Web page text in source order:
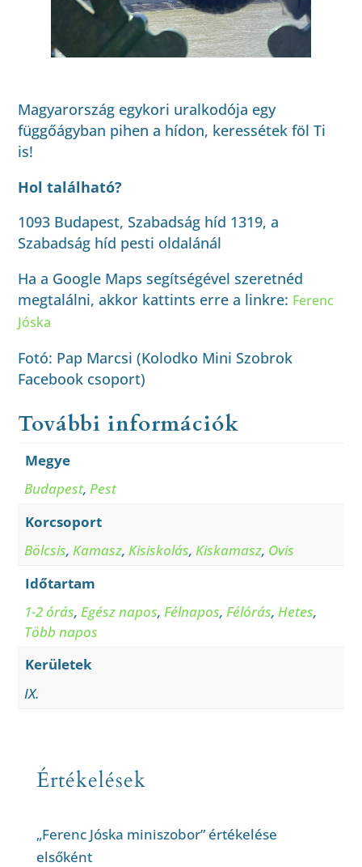
Magyarország egykori uralkodója egy
függőágyban pihen a hídon, keressétek föl Ti
is!
Hol található?
1093 Budapest, Szabadság híd 1319, a
Szabadság híd pesti oldalánál
Ha a Google Maps segítségével szeretnéd
megtalálni, akkor kattints erre a linkre: Ferenc
Jóska
Fotó: Pap Marcsi (Kolodko Mini Szobrok
Facebook csoport)
További információk
Megye
Budapest,Pest
Korcsoport
Bölcsis,Kamasz,Kisiskolás,Kiskamasz, Ovis
Időtartam
1-2 órás,Egész napos,Félnapos,Félórás,Hetes,
Több napos
Kerületek
IX.
Értékelések
„Ferenc Jóska miniszobor” értékelése
elsőként